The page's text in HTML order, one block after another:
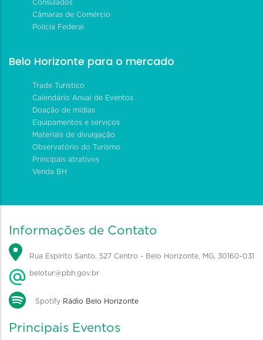
Consulados
Câmaras de Comércio
Polícia Federal
Belo Horizonte para o mercado
Trade Turístico
Calendário Anual de Eventos
Doação de mídias
Equipamentos e serviços
Materiais de divulgação
Observatório do Turismo
Principais atrativos
Venda BH
Informações de Contato
Rua Espírito Santo, 527 Centro - Belo Horizonte, MG, 30160-031
belotur@pbh.gov.br
Spotify Rádio Belo Horizonte
Principais Eventos